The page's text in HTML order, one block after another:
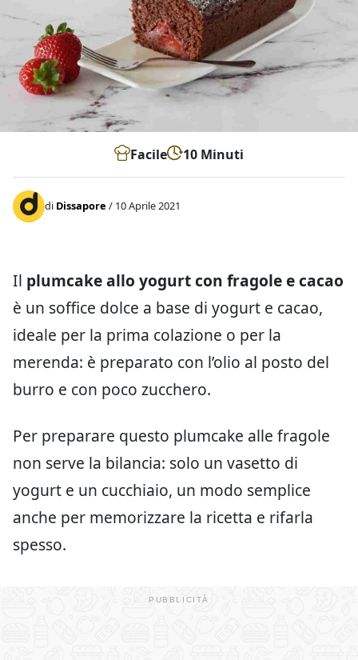
Facile 10 Minuti
di Dissapore / 10 Aprile 2021
Il plumcake allo yogurt con fragole e cacao
è un soffice dolce a base di yogurt e cacao,
ideale per la prima colazione o per la
merenda: è preparato con l’olio al posto del
burro e con poco zucchero.
Per preparare questo plumcake alle fragole
non serve la bilancia: solo un vasetto di
yogurt e un cucchiaio, un modo semplice
anche per memorizzare la ricetta e rifarla
spesso.